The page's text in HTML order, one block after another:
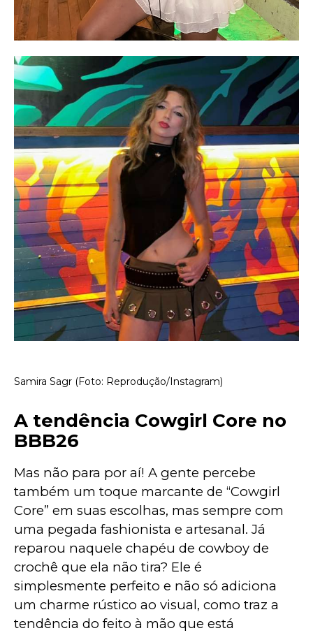
Samira Sagr (Foto: Reprodução/Instagram)
A tendência Cowgirl Core no
BBB26
Mas não para por aí! A gente percebe
também um toque marcante de “Cowgirl
Core” em suas escolhas, mas sempre com
uma pegada fashionista e artesanal. Já
reparou naquele chapéu de cowboy de
crochê que ela não tira? Ele é
simplesmente perfeito e não só adiciona
um charme rústico ao visual, como traz a
tendência do feito à mão que está